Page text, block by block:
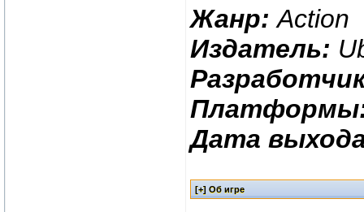
Жанр: Action
Издатель:
Дата